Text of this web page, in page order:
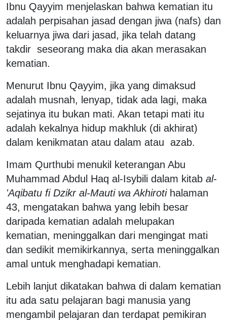
Ibnu Qayyim menjelaskan bahwa kematian itu
adalah perpisahan jasad dengan jiwa (nafs) dan
keluarnya jiwa dari jasad, jika telah datang
takdir seseorang maka dia akan merasakan
kematian.
Menurut Ibnu Qayyim, jika yang dimaksud
adalah musnah, lenyap, tidak ada lagi, maka
sejatinya itu bukan mati. Akan tetapi mati itu
adalah kekalnya hidup makhluk (di akhirat)
dalam kenikmatan atau dalam atau azab.
Imam Qurthubi menukil keterangan Abu
Muhammad Abdul Haq al-Isybili dalam kitab al-
'Aqibatu fi Dzikr al-Mauti wa Akhirotihalaman
43, mengatakan bahwa yang lebih besar
daripada kematian adalah melupakan
kematian, meninggalkan dari mengingat mati
dan sedikit memikirkannya, serta meninggalkan
amal untuk menghadapi kematian.
Lebih lanjut dikatakan bahwa di dalam kematian
itu ada satu pelajaran bagi manusia yang
mengambil pelajaran dan terdapat pemikiran